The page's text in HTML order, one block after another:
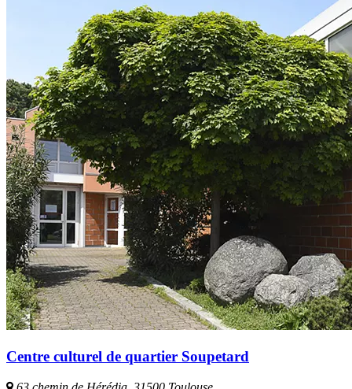
Centre culturel de quartier Soupetard